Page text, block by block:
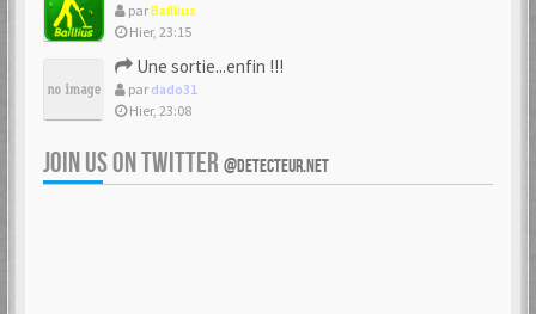
parBaillius
Hier, 23:15
Une sortie...enfin !!!
par dado31
Hier, 23:08
JOIN US ON TWITTER @DETECTEUR.NET